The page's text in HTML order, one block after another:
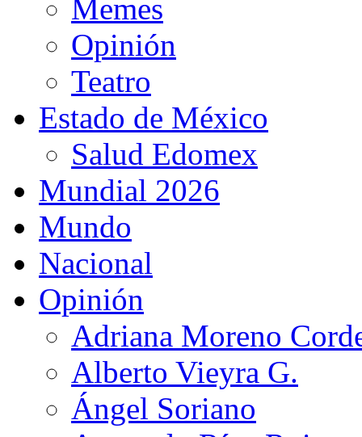
Memes
Opinión
Teatro
Estado de México
Salud Edomex
Mundial 2026
Mundo
Nacional
Opinión
Adriana Moreno
Alberto Vieyra G.
Ángel Soriano